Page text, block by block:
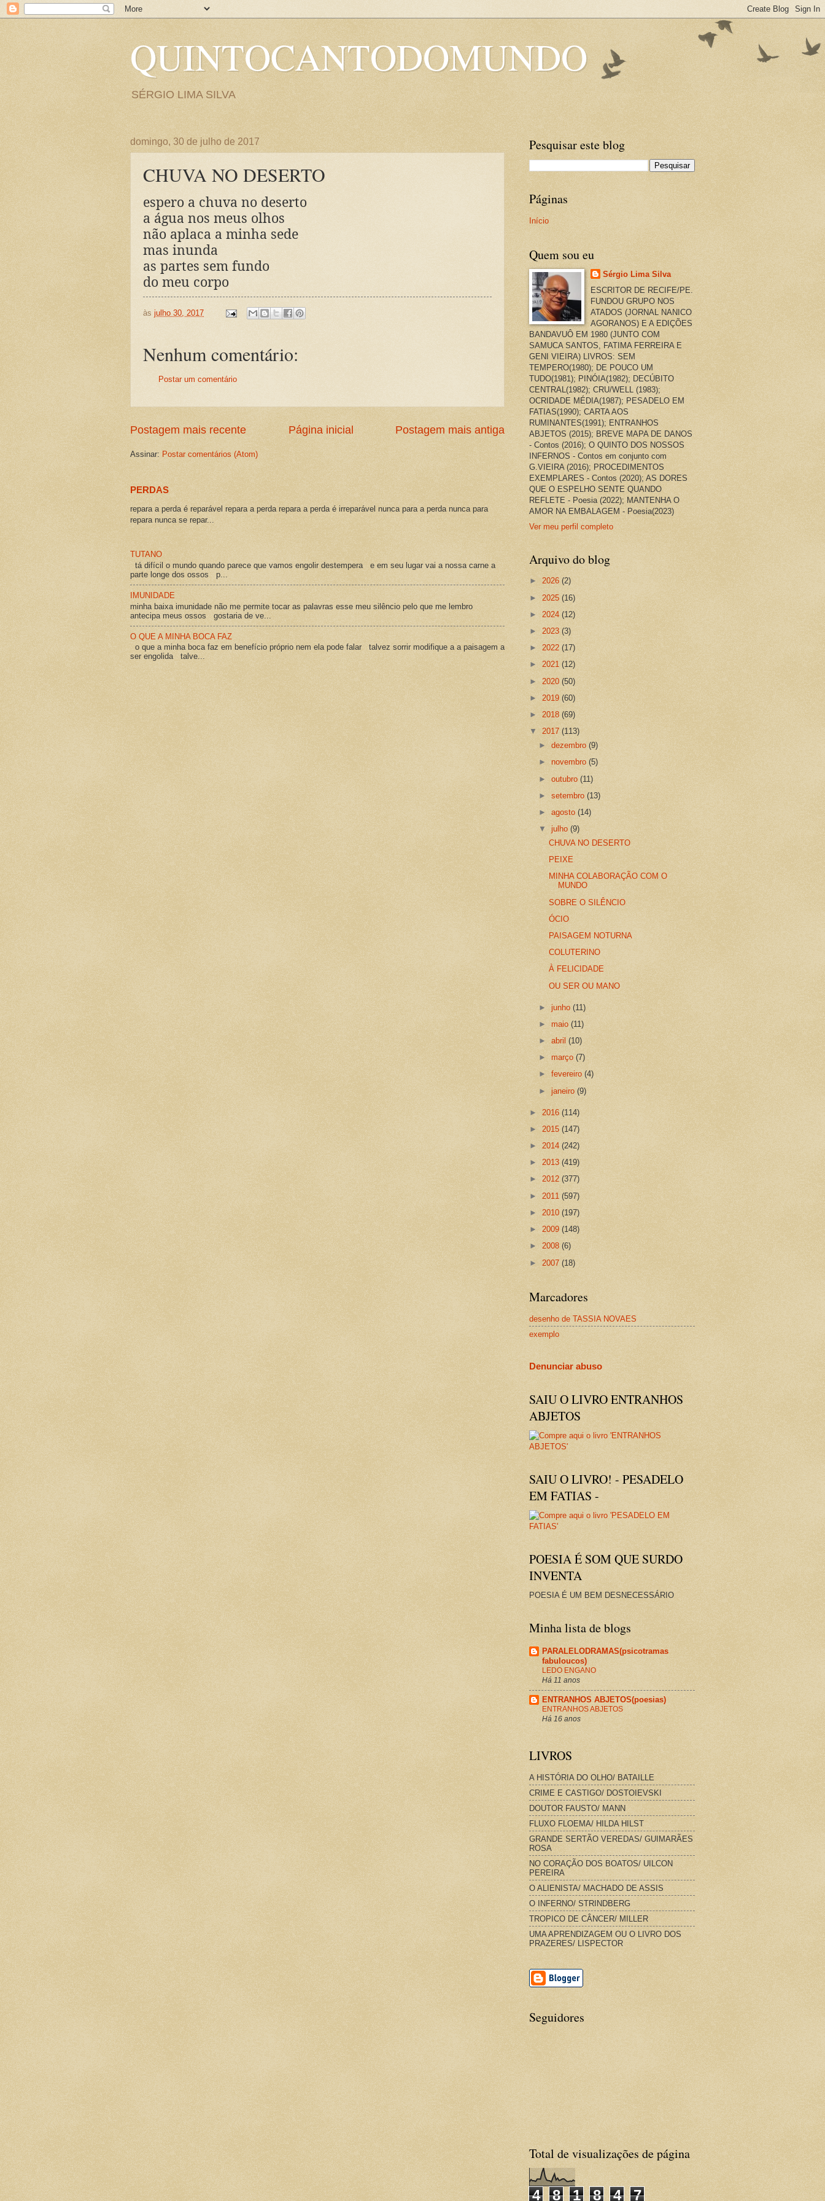
QUINTOCANTODOMUNDO
SÉRGIO LIMA SILVA
domingo, 30 de julho de 2017
CHUVA NO DESERTO
espero a chuva no deserto
a água nos meus olhos
não aplaca a minha sede
mas inunda
as partes sem fundo
do meu corpo
às julho 30, 2017
Nenhum comentário:
Postar um comentário
Postagem mais recente Postagem mais antiga
Página inicial
Assinar: Postar comentários (Atom)
PERDAS
repara a perda é reparável repara a perda repara a perda é irreparável nunca para a perda nunca para
repara nunca se repar...
TUTANO
tá difícil o mundo quando parece que vamos engolir destempera e em seu lugar vai a nossa carne a
parte longe dos ossos p...
IMUNIDADE
minha baixa imunidade não me permite tocar as palavras esse meu silêncio pelo que me lembro
antecipa meus ossos gostaria de ve...
O QUE A MINHA BOCA FAZ
o que a minha boca faz em benefício próprio nem ela pode falar talvez sorrir modifique a a paisagem a
ser engolida talve...
Pesquisar este blog
Páginas
Início
Quem sou eu
Sérgio Lima Silva
ESCRITOR DE RECIFE/PE.
FUNDOU GRUPO NOS
ATADOS (JORNAL NANICO
AGORANOS) E A EDIÇÕES
BANDAVUÔ EM 1980 (JUNTO COM
SAMUCA SANTOS, FATIMA FERREIRA E
GENI VIEIRA) LIVROS: SEM
TEMPERO(1980); DE POUCO UM
TUDO(1981); PINÓIA(1982); DECÚBITO
CENTRAL(1982); CRU/WELL (1983);
OCRIDADE MÉDIA(1987); PESADELO EM
FATIAS(1990); CARTA AOS
RUMINANTES(1991); ENTRANHOS
ABJETOS (2015); BREVE MAPA DE DANOS
- Contos (2016); O QUINTO DOS NOSSOS
INFERNOS - Contos em conjunto com
G.VIEIRA (2016); PROCEDIMENTOS
EXEMPLARES - Contos (2020); AS DORES
QUE O ESPELHO SENTE QUANDO
REFLETE - Poesia (2022); MANTENHA O
AMOR NA EMBALAGEM - Poesia(2023)
Ver meu perfil completo
Arquivo do blog
► 2026 (2)
► 2025 (16)
► 2024 (12)
► 2023 (3)
► 2022 (17)
► 2021 (12)
► 2020 (50)
► 2019 (60)
► 2018 (69)
▼ 2017 (113)
►dezembro(9)
►novembro(5)
►outubro(11)
►setembro(13)
►agosto(14)
▼julho(9)
CHUVA NO DESERTO
PEIXE
MINHA COLABORAÇÃO COM O
MUNDO
SOBRE O SILÊNCIO
ÓCIO
PAISAGEM NOTURNA
COLUTERINO
À FELICIDADE
OU SER OU MANO
►junho(11)
►maio(11)
►abril(10)
►março(7)
►fevereiro(4)
► janeiro(9)
► 2016 (114)
► 2015 (147)
► 2014 (242)
► 2013 (419)
► 2012 (377)
► 2011 (597)
► 2010 (197)
► 2009 (148)
► 2008 (6)
► 2007 (18)
Marcadores
desenho de TASSIA NOVAES
exemplo
Denunciar abuso
SAIU O LIVRO ENTRANHOS
ABJETOS
SAIU O LIVRO! - PESADELO
EM FATIAS -
POESIA É SOM QUE SURDO
INVENTA
POESIA É UM BEM DESNECESSÁRIO
Minha lista de blogs
PARALELODRAMAS(psicotramas
fabuloucos)
LEDO ENGANO
Há 11 anos
ENTRANHOS ABJETOS(poesias)
ENTRANHOS ABJETOS
Há 16 anos
LIVROS
A HISTÓRIA DO OLHO/ BATAILLE
CRIME E CASTIGO/ DOSTOIEVSKI
DOUTOR FAUSTO/ MANN
FLUXO FLOEMA/ HILDA HILST
GRANDE SERTÃO VEREDAS/ GUIMARÃES
ROSA
NO CORAÇÃO DOS BOATOS/ UILCON
PEREIRA
O ALIENISTA/ MACHADO DE ASSIS
O INFERNO/ STRINDBERG
TROPICO DE CÂNCER/ MILLER
UMA APRENDIZAGEM OU O LIVRO DOS
PRAZERES/ LISPECTOR
Seguidores
Total de visualizações de página
4 8 1 8 4 7